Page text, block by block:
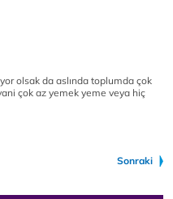
olsak da aslında toplumda çok
çok az yemek yeme veya hiç
Sonraki